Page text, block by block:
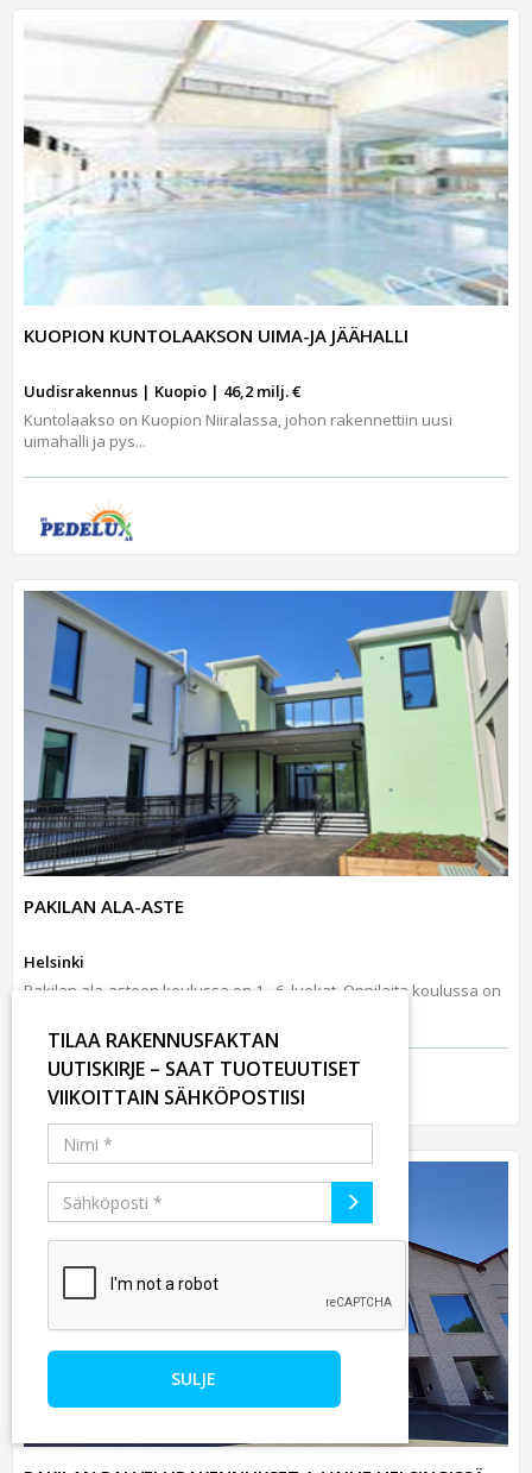
KUOPION KUNTOLAAKSON UIMA-JA JÄÄHALLI
Uudisrakennus | Kuopio | 46,2 milj. €
Kuntolaakso on Kuopion Niiralassa, johon rakennettiin uusi
uimahalli ja pys...
PAKILAN ALA-ASTE
Helsinki
Pakilan ala-asteen koulussa on 1.–6. luokat. Oppilaita koulussa on
TILAA RAKENNUSFAKTAN
UUTISKIRJE – SAAT TUOTEUUTISET
VIIKOITTAIN SÄHKÖPOSTIISI
SULJE